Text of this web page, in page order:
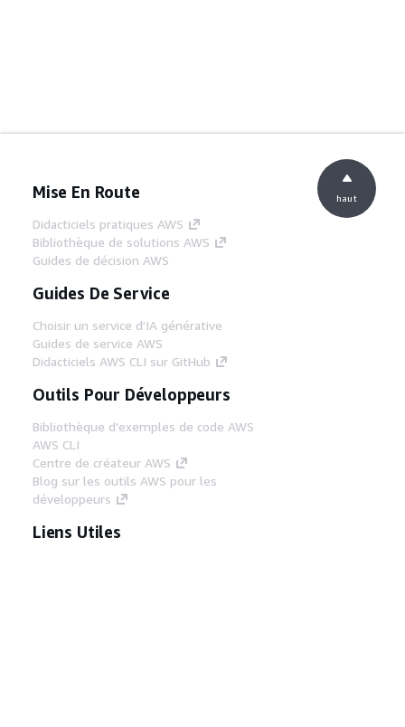
Mise En Route
Didacticiels pratiques AWS
Bibliothèque de solutions AWS
Guides de décision AWS
Guides De Service
Choisir un service d'IA générative
Guides de service AWS
Didacticiels AWS CLI sur GitHub
Outils Pour Développeurs
Bibliothèque d'exemples de code AWS
AWS CLI
Centre de créateur AWS
Blog sur les outils AWS pour les
développeurs
Liens Utiles
haut